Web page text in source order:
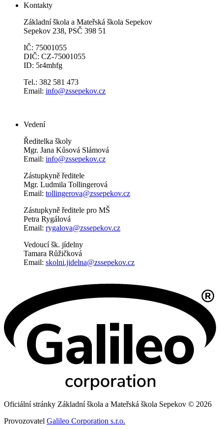
Kontakty
Základní škola a Mateřská škola Sepekov
Sepekov 238, PSČ 398 51
IČ: 75001055
DIČ: CZ-75001055
ID: 5r4mhfg
Tel.: 382 581 473
Email: info@zssepekov.cz
Vedení
Ředitelka školy
Mgr. Jana Kůsová Slámová
Email: info@zssepekov.cz
Zástupkyně ředitele
Mgr. Ludmila Tollingerová
Email: tollingerova@zssepekov.cz
Zástupkyně ředitele pro MŠ
Petra Rygálová
Email: rygalova@zssepekov.cz
Vedoucí šk. jídelny
Tamara Růžičková
Email: skolni.jidelna@zssepekov.cz
Oficiální stránky Základní škola a Mateřská škola Sepekov © 2026
Provozovatel Galileo Corporation s.r.o.